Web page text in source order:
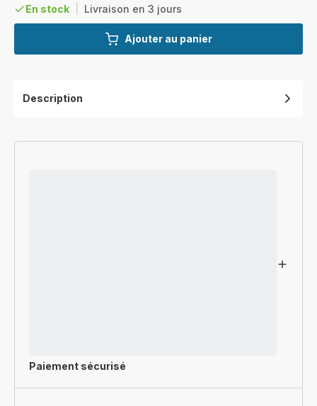
En stock Livraison en 3 jours
Ajouter au panier
Description
Paiement sécurisé